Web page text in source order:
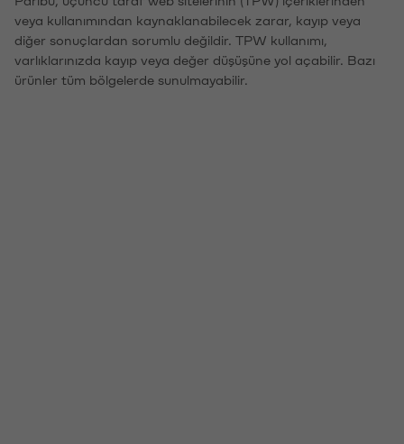
veya kullanımından kaynaklanabilecek zarar, kayıp veya
diğer sonuçlardan sorumlu değildir. TPW kullanımı,
varlıklarınızda kayıp veya değer düşüşüne yol açabilir. Bazı
ürünler tüm bölgelerde sunulmayabilir.